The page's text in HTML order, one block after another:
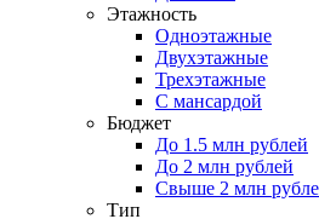
Этажность
Одноэтажные
Двухэтажные
Трехэтажные
С мансардой
Бюджет
До 1.5 млн рублей
До 2 млн рублей
Свыше 2 млн
Тип